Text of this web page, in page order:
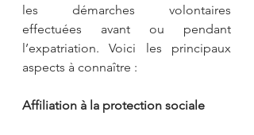
les démarches volontaires
effectuées avant ou pendant
l’expatriation. Voici les principaux
aspects à connaître :
Affiliation à la protection sociale